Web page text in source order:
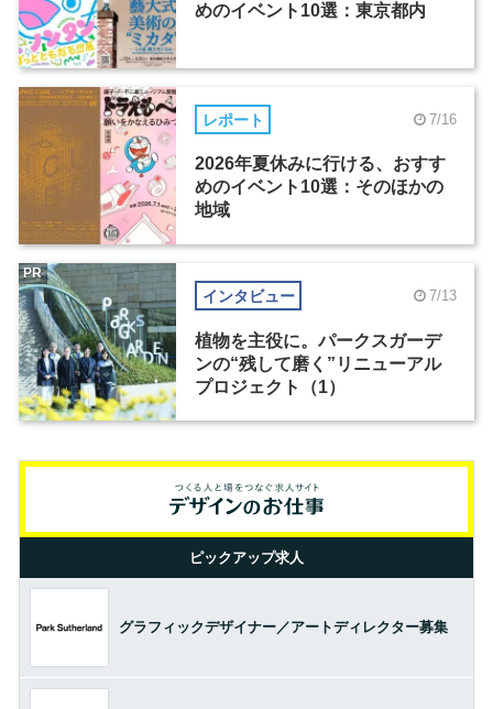
めのイベント10選：東京都内
レポート 7/16
2026年夏休みに行ける、おすす
めのイベント10選：そのほかの
地域
インタビュー 7/13
植物を主役に。パークスガーデ
ンの“残して磨く”リニューアル
プロジェクト（1）
PR
ピックアップ求人
グラフィックデザイナー／アートディレクター募集